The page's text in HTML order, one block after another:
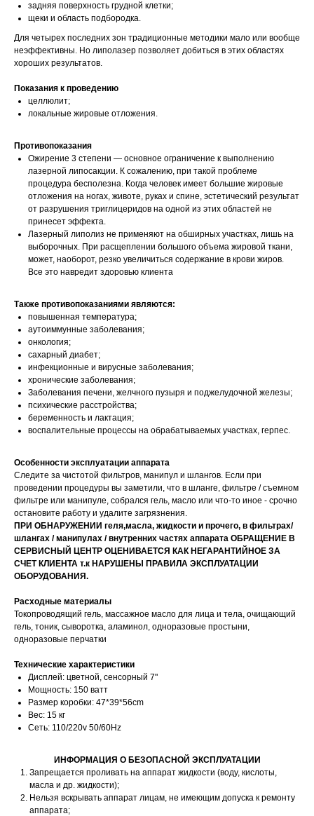
задняя поверхность грудной клетки;
щеки и область подбородка.
Для четырех последних зон традиционные методики мало или вообще
неэффективны. Но липолазер позволяет добиться в этих областях
хороших результатов.
Показания к проведению
целлюлит;
локальные жировые отложения.
Противопоказания
Ожирение 3 степени — основное ограничение к выполнению
лазерной липосакции. К сожалению, при такой проблеме
процедура бесполезна. Когда человек имеет большие жировые
отложения на ногах, животе, руках и спине, эстетический результат
от разрушения триглицеридов на одной из этих областей не
принесет эффекта.
Лазерный липолиз не применяют на обширных участках, лишь на
выборочных. При расщеплении большого объема жировой ткани,
может, наоборот, резко увеличиться содержание в крови жиров.
Все это навредит здоровью клиента
Также противопоказаниями являются:
повышенная температура;
аутоиммунные заболевания;
онкология;
сахарный диабет;
инфекционные и вирусные заболевания;
хронические заболевания;
Заболевания печени, желчного пузыря и поджелудочной железы;
психические расстройства;
беременность и лактация;
воспалительные процессы на обрабатываемых участках, герпес.
Особенности эксплуатации аппарата
Следите за чистотой фильтров, манипул и шлангов. Если при
проведении процедуры вы заметили, что в шланге, фильтре / съемном
фильтре или манипуле, собрался гель, масло или что-то иное - срочно
остановите работу и удалите загрязнения.
ПРИ ОБНАРУЖЕНИИ геля,масла, жидкости и прочего, в фильтрах/
шлангах / манипулах / внутренних частях аппарата ОБРАЩЕНИЕ В
СЕРВИСНЫЙ ЦЕНТР ОЦЕНИВАЕТСЯ КАК НЕГАРАНТИЙНОЕ ЗА
СЧЕТ КЛИЕНТА т.к НАРУШЕНЫ ПРАВИЛА ЭКСПЛУАТАЦИИ
ОБОРУДОВАНИЯ.
Расходные материалы
Токопроводящий гель, массажное масло для лица и тела, очищающий
гель, тоник, сыворотка, аламинол, одноразовые простыни,
одноразовые перчатки
Технические характеристики
Дисплей: цветной, сенсорный 7"
Мощность: 150 ватт
Размер коробки: 47*39*56cm
Вес: 15 кг
Сеть: 110/220v 50/60Hz
ИНФОРМАЦИЯ О БЕЗОПАСНОЙ ЭКСПЛУАТАЦИИ
Запрещается проливать на аппарат жидкости (воду, кислоты,
масла и др. жидкости);
Нельзя вскрывать аппарат лицам, не имеющим допуска к ремонту
аппарата;